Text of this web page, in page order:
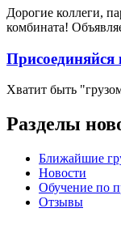
Дорогие коллеги,
комбината!
Присоединяйся
Хватит быть
Разделы
Ближайшие
Новости
Обучение по
Отзывы